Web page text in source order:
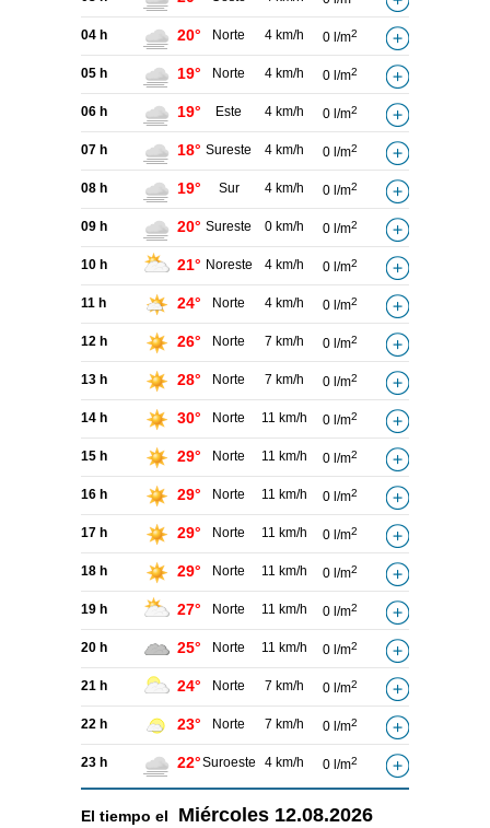
04 h 20° Norte 4 km/h 0 l/m2
05 h 19° Norte 4 km/h 0 l/m2
06 h 19° Este 4 km/h 0 l/m2
07 h 18° Sureste 4 km/h 0 l/m2
08 h 19° Sur 4 km/h 0 l/m2
09 h 20° Sureste 0 km/h 0 l/m2
10 h 21° Noreste 4 km/h 0 l/m2
11 h 24° Norte 4 km/h 0 l/m2
12 h 26° Norte 7 km/h 0 l/m2
13 h 28° Norte 7 km/h 0 l/m2
14 h 30° Norte 11 km/h 0 l/m2
15 h 29° Norte 11 km/h 0 l/m2
16 h 29° Norte 11 km/h 0 l/m2
17 h 29° Norte 11 km/h 0 l/m2
18 h 29° Norte 11 km/h 0 l/m2
19 h 27° Norte 11 km/h 0 l/m2
20 h 25° Norte 11 km/h 0 l/m2
21 h 24° Norte 7 km/h 0 l/m2
22 h 23° Norte 7 km/h 0 l/m2
23 h 22°Suroeste 4 km/h 0 l/m2
El tiempo el Miércoles 12.08.2026